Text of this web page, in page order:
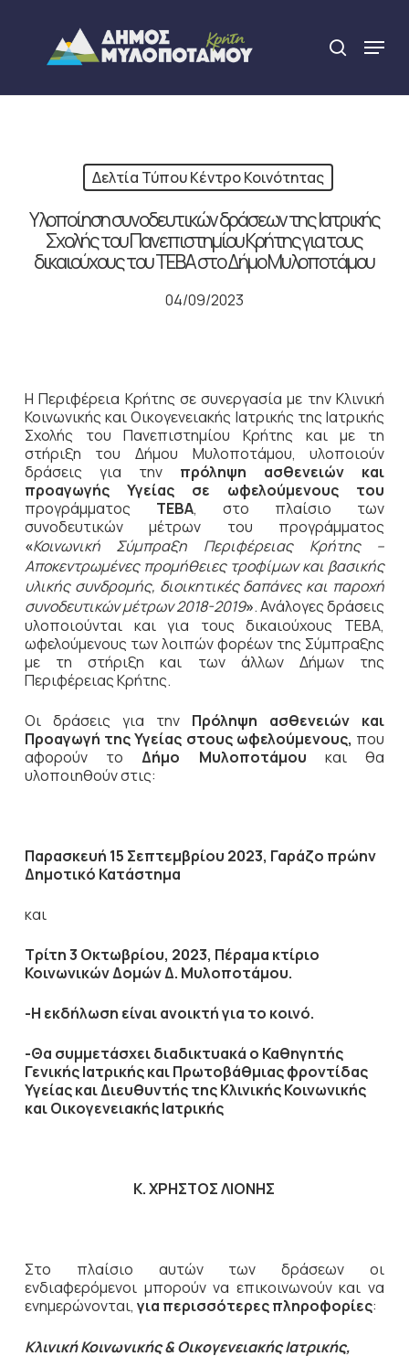
content
search
Menu
Δελτία Τύπου Κέντρο Κοινότητας
Υλοποίηση συνοδευτικών δράσεων της Ιατρικής
Σχολής του Πανεπιστημίου Κρήτης για τους
δικαιούχους του ΤΕΒΑ στο Δήμο Μυλοποτάμου
04/09/2023
Η Περιφέρεια Κρήτης σε συνεργασία με την Κλινική
Κοινωνικής και Οικογενειακής Ιατρικής της Ιατρικής
Σχολής του Πανεπιστημίου Κρήτης και με τη
στήριξη του Δήμου Μυλοποτάμου, υλοποιούν
δράσεις για την πρόληψη ασθενειών και
προαγωγής Υγείας σε ωφελούμενους του
προγράμματος ΤΕΒΑ, στο πλαίσιο των
συνοδευτικών μέτρων του προγράμματος
«Κοινωνική Σύμπραξη Περιφέρειας Κρήτης –
Αποκεντρωμένες προμήθειες τροφίμων και βασικής
υλικής συνδρομής, διοικητικές δαπάνες και παροχή
συνοδευτικών μέτρων 2018-2019». Ανάλογες δράσεις
υλοποιούνται και για τους δικαιούχους ΤΕΒΑ,
ωφελούμενους των λοιπών φορέων της Σύμπραξης
με τη στήριξη και των άλλων Δήμων της
Περιφέρειας Κρήτης.
Οι δράσεις για την Πρόληψη ασθενειών και
Προαγωγή της Υγείας στους ωφελούμενους, που
αφορούν τοΔήμο Μυλοποτάμου και θα
υλοποιηθούν στις:
Παρασκευή 15 Σεπτεμβρίου 2023, Γαράζο πρώην
Δημοτικό Κατάστημα
και
Τρίτη 3 Οκτωβρίου, 2023, Πέραμα κτίριο
Κοινωνικών Δομών Δ. Μυλοποτάμου.
-Η εκδήλωση είναι ανοικτή για το κοινό.
-Θα συμμετάσχει διαδικτυακά ο Καθηγητής
Γενικής Ιατρικής και Πρωτοβάθμιας φροντίδας
Υγείας και Διευθυντής της Κλινικής Κοινωνικής
και Οικογενειακής Ιατρικής
Κ. ΧΡΗΣΤΟΣ ΛΙΟΝΗΣ
Στο πλαίσιο αυτών των δράσεων οι
ενδιαφερόμενοι μπορούν να επικοινωνούν και να
ενημερώνονται, για περισσότερες πληροφορίες:
Κλινική Κοινωνικής & Οικογενειακής Ιατρικής,
Close